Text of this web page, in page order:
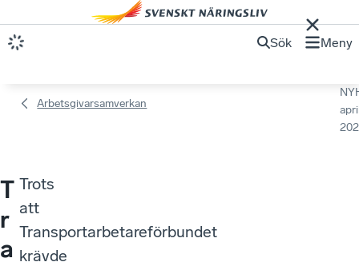
Sök Meny
Arbetsgivarsamverkan
T
r
a
Trots
att
Transportarbetareförbundet
krävde